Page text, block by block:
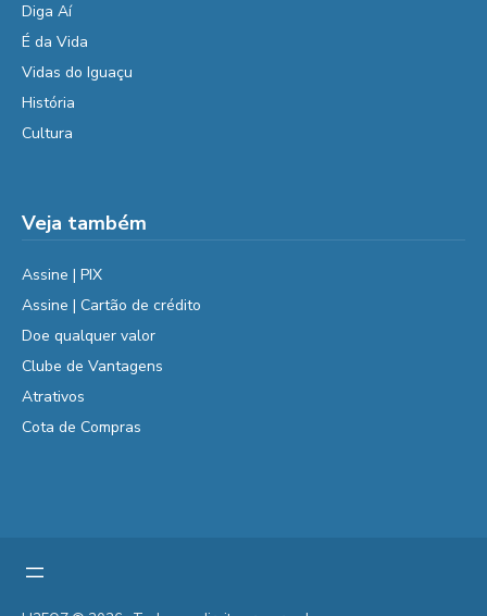
Diga Aí
É da Vida
Vidas do Iguaçu
História
Cultura
Veja também
Assine | PIX
Assine | Cartão de crédito
Doe qualquer valor
Clube de Vantagens
Atrativos
Cota de Compras